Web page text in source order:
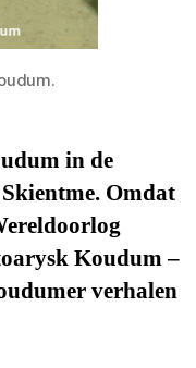
in de
Omdat
Koudum –
verhalen